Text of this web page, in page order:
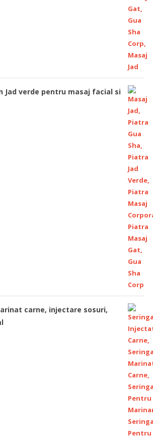
Jad verde pentru masaj facial si
carne, injectare sosuri,